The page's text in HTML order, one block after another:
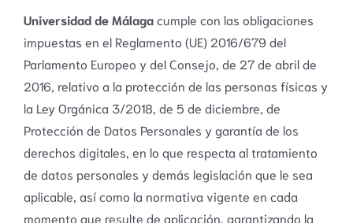
Universidad de Málagacumple con las obligaciones
impuestas en el Reglamento (UE) 2016/679 del
Parlamento Europeo y del Consejo, de 27 de abril de
2016, relativo a la protección de las personas físicas y
la Ley Orgánica 3/2018, de 5 de diciembre, de
Protección de Datos Personales y garantía de los
derechos digitales, en lo que respecta al tratamiento
de datos personales y demás legislación que le sea
aplicable, así como la normativa vigente en cada
momento que resulte de aplicación, garantizando la